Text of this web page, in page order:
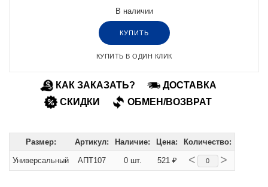
В наличии
КУПИТЬ
КУПИТЬ В ОДИН КЛИК
КАК ЗАКАЗАТЬ?
ДОСТАВКА
СКИДКИ
ОБМЕН/ВОЗВРАТ
Размер: Артикул: Наличие: Цена: Количество:
Универсальный АПТ107 0 шт. 521 ₽ < >